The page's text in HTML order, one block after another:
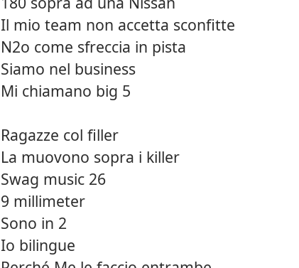
Il mio team non accetta sconfitte
N2o come sfreccia in pista
Siamo nel business
Mi chiamano big 5
Ragazze col filler
La muovono sopra i killer
Swag music 26
9 millimeter
Sono in 2
Io bilingue